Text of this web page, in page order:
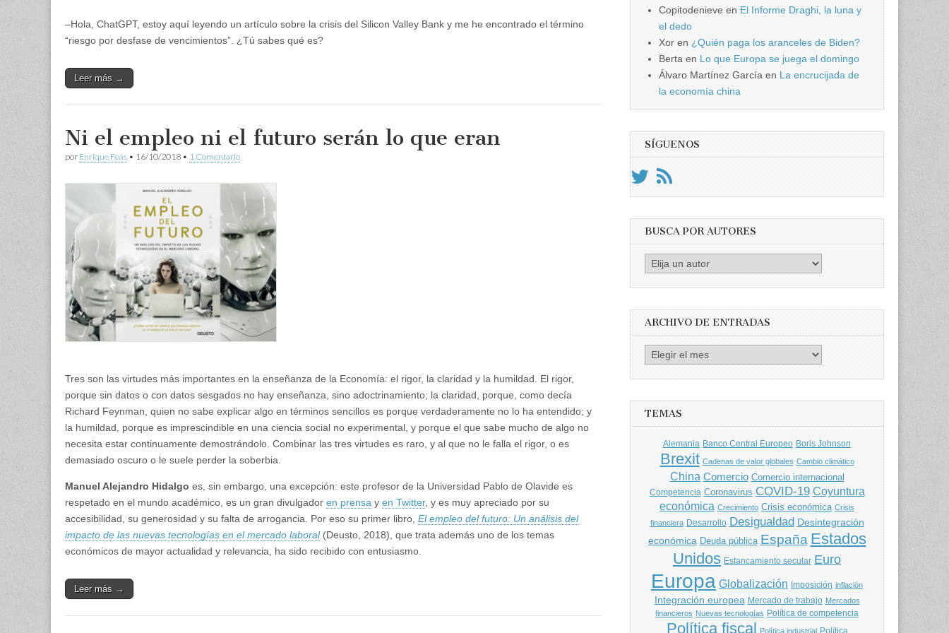
–Hola, ChatGPT, estoy aquí leyendo un artículo sobre la crisis del Silicon Valley Bank y me he encontrado el término
“riesgo por desfase de vencimientos”. ¿Tú sabes qué es?
Leer más →
Ni el empleo ni el futuro serán lo que eran
por Enrique Feás • 16/10/2018 • 1 Comentario
Tres son las virtudes más importantes en la enseñanza de la Economía: el rigor, la claridad y la humildad. El rigor,
porque sin datos o con datos sesgados no hay enseñanza, sino adoctrinamiento; la claridad, porque, como decía
Richard Feynman, quien no sabe explicar algo en términos sencillos es porque verdaderamente no lo ha entendido; y
la humildad, porque es imprescindible en una ciencia social no experimental, y porque el que sabe mucho de algo no
necesita estar continuamente demostrándolo. Combinar las tres virtudes es raro, y al que no le falla el rigor, o es
demasiado oscuro o le suele perder la soberbia.
Manuel Alejandro Hidalgo es, sin embargo, una excepción: este profesor de la Universidad Pablo de Olavide es
respetado en el mundo académico, es un gran divulgador en prensa y en Twitter, y es muy apreciado por su
accesibilidad, su generosidad y su falta de arrogancia. Por eso su primer libro, El empleo del futuro: Un análisis del
impacto de las nuevas tecnologías en el mercado laboral(Deusto, 2018), que trata además uno de los temas
económicos de mayor actualidad y relevancia, ha sido recibido con entusiasmo.
Leer más →
Copitodenieve en El Informe Draghi, la luna y
el dedo
Xor en ¿Quién paga los aranceles de Biden?
Berta en Lo que Europa se juega el domingo
Álvaro Martínez García en La encrucijada de
la economía china
SÍGUENOS
BUSCA POR AUTORES
Busca
por
ARCHIVO DE ENTRADAS
Archivo
TEMAS
Alemania Banco Central Europeo Boris Johnson
Brexit Cadenas de valor globales Cambio climático
China Comercio Comercio internacional
Competencia Coronavirus COVID-19 Coyuntura
económica Crecimiento Crisis económica Crisis
financiera Desarrollo Desigualdad Desintegración
económica Deuda pública España Estados
Unidos Estancamiento secular Euro
Europa Globalización Imposición inflación
Integración europea Mercado de trabajo Mercados
financieros Nuevas tecnologías Política de competencia
Política fiscal Política industrial Política